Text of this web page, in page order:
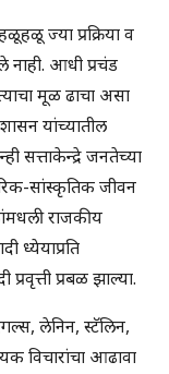
ज्या प्रक्रिया व
नाही. आधी प्रचंड
मूळ ढाचा असा
यांच्यातील
सत्ताकेन्द्रे जनतेच्या
सांस्कृतिक जीवन
राजकीय
ध्येयाप्रति
प्रबळ झाल्या.
लेनिन, स्टॅलिन,
विचारांचा आढावा